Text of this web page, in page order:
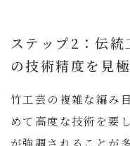
ステップ2：伝統
の技術精度を見
竹工芸の複雑な編み
めて高度な技術を要
が強調されることが